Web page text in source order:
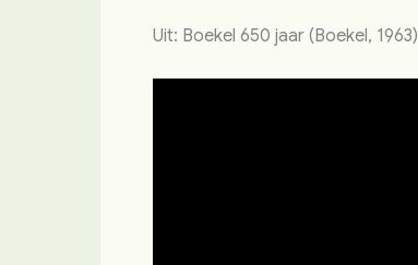
Uit: Boekel 650 jaar (Boekel, 1963)